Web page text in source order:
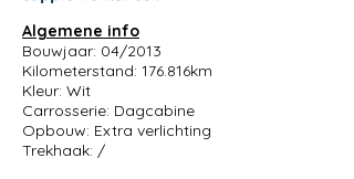
Algemene info
Bouwjaar: 04/2013
Kilometerstand: 176.816km
Kleur: Wit
Carrosserie: Dagcabine
Opbouw: Extra verlichting
Trekhaak: /